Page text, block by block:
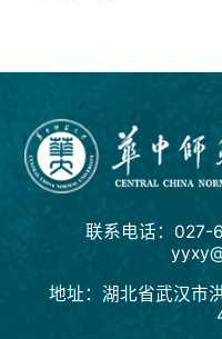
联系电话：
地址：湖北省武汉